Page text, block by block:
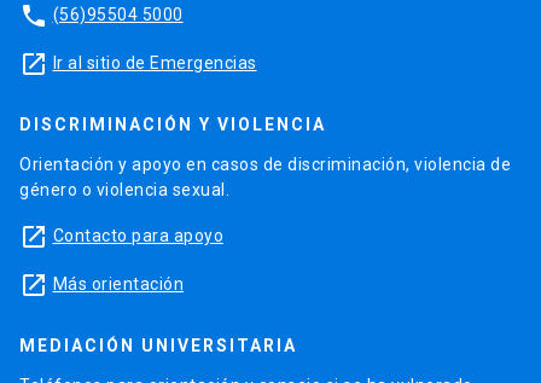
phone (56)95504 5000
launch Ir al sitio de Emergencias
DISCRIMINACIÓN Y VIOLENCIA
Orientación y apoyo en casos de discriminación, violencia de
género o violencia sexual.
launch Contacto para apoyo
launch Más orientación
MEDIACIÓN UNIVERSITARIA